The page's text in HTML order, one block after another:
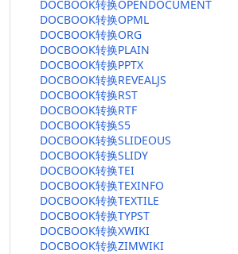
DOCBOOK转换OPENDOCUMENT
DOCBOOK转换OPML
DOCBOOK转换ORG
DOCBOOK转换PLAIN
DOCBOOK转换PPTX
DOCBOOK转换REVEALJS
DOCBOOK转换RST
DOCBOOK转换RTF
DOCBOOK转换S5
DOCBOOK转换SLIDEOUS
DOCBOOK转换SLIDY
DOCBOOK转换TEI
DOCBOOK转换TEXINFO
DOCBOOK转换TEXTILE
DOCBOOK转换TYPST
DOCBOOK转换XWIKI
DOCBOOK转换ZIMWIKI